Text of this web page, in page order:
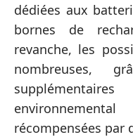
dédiées aux
bornes de
revanche, les
nombreuses,
récompensées par